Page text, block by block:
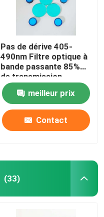
Pas de dérive 405-
490nm Filtre optique à
bande passante 85%
de transmission
meilleur prix
Contact
(33)